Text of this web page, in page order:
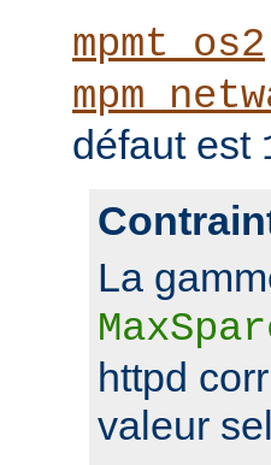
mpmt_os2
défaut est
La
httpd
valeur